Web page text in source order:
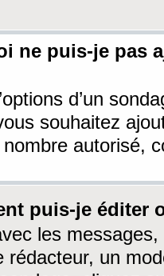
ne puis-je pas
d’un
souhaitez
autorisé,
puis-je éditer
les
rédacteur, un